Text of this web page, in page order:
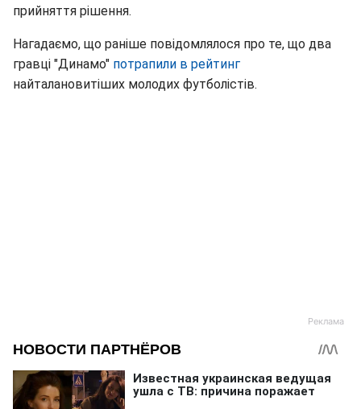
прийняття рішення.
Нагадаємо, що раніше повідомлялося про те, що два
гравці "Динамо" потрапили в рейтинг
найталановитіших молодих футболістів.